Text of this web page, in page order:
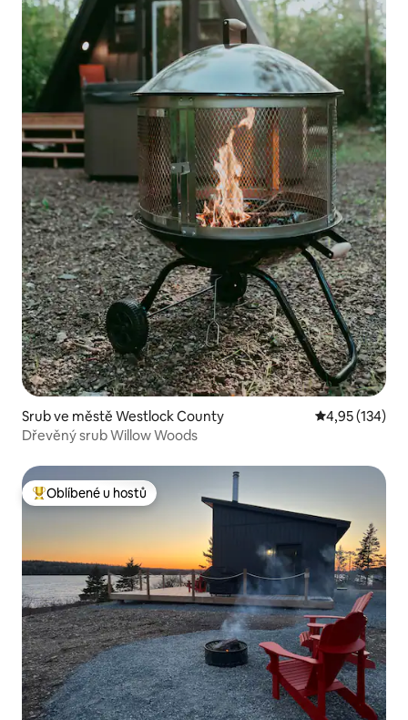
Srub ve městě Westlock County Průměrné
4,95 (134)
Dřevěný srub Willow Woods
Nejlepší v kategorii Oblíbené u hostů
Oblíbené u hostů